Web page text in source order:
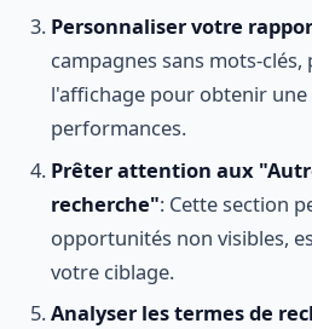
Personnaliser votre
campagnes sans mots-clés,
l'affichage pour obtenir
performances.
Prêter attention aux
recherche": Cette section
opportunités non visibles,
votre ciblage.
Analyser les termes de